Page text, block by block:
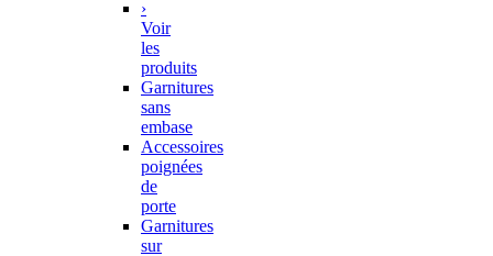
›
Voir
les
produits
Garnitures
sans
embase
Accessoires
poignées
de
porte
Garnitures
sur